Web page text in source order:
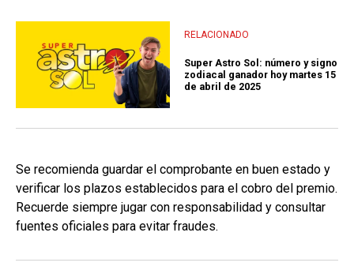
RELACIONADO
Super Astro Sol: número y signo
zodiacal ganador hoy martes 15
de abril de 2025
Se recomienda guardar el comprobante en buen estado y
verificar los plazos establecidos para el cobro del premio.
Recuerde siempre jugar con responsabilidad y consultar
fuentes oficiales para evitar fraudes.